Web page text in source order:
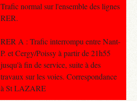
Trafic normal sur l'ensemble des lignes
RER.
RER A : Trafic interrompu entre Nant-
P. et Cergy/Poissy à partir de 21h55
jusqu'à fin de service, suite à des
travaux sur les voies. Correspondance
à St LAZARE